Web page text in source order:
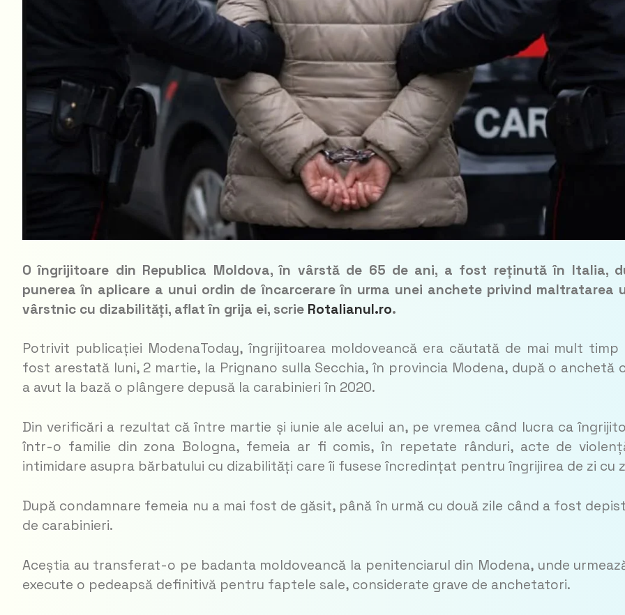
O îngrijitoare din Republica Moldova, în vârstă de 65 de ani, a fost reținută în Italia,
punerea în aplicare a unui ordin de încarcerare în urma unei anchete privind maltratarea
vârstnic cu dizabilități, aflat în grija ei, scrie Rotalianul.ro.
Potrivit publicației ModenaToday, îngrijitoarea moldoveancă era căutată de mai mult timp
fost arestată luni, 2 martie, la Prignano sulla Secchia, în provincia Modena, după o anchetă
a avut la bază o plângere depusă la carabinieri în 2020.
Din verificări a rezultat că între martie și iunie ale acelui an, pe vremea când lucra ca
într-o familie din zona Bologna, femeia ar fi comis, în repetate rânduri, acte de
intimidare asupra bărbatului cu dizabilități care îi fusese încredințat pentru îngrijirea de zi cu
După condamnare femeia nu a mai fost de găsit, până în urmă cu două zile când a fost
de carabinieri.
Aceștia au transferat-o pe badanta moldoveancă la penitenciarul din Modena, unde
execute o pedeapsă definitivă pentru faptele sale, considerate grave de anchetatori.